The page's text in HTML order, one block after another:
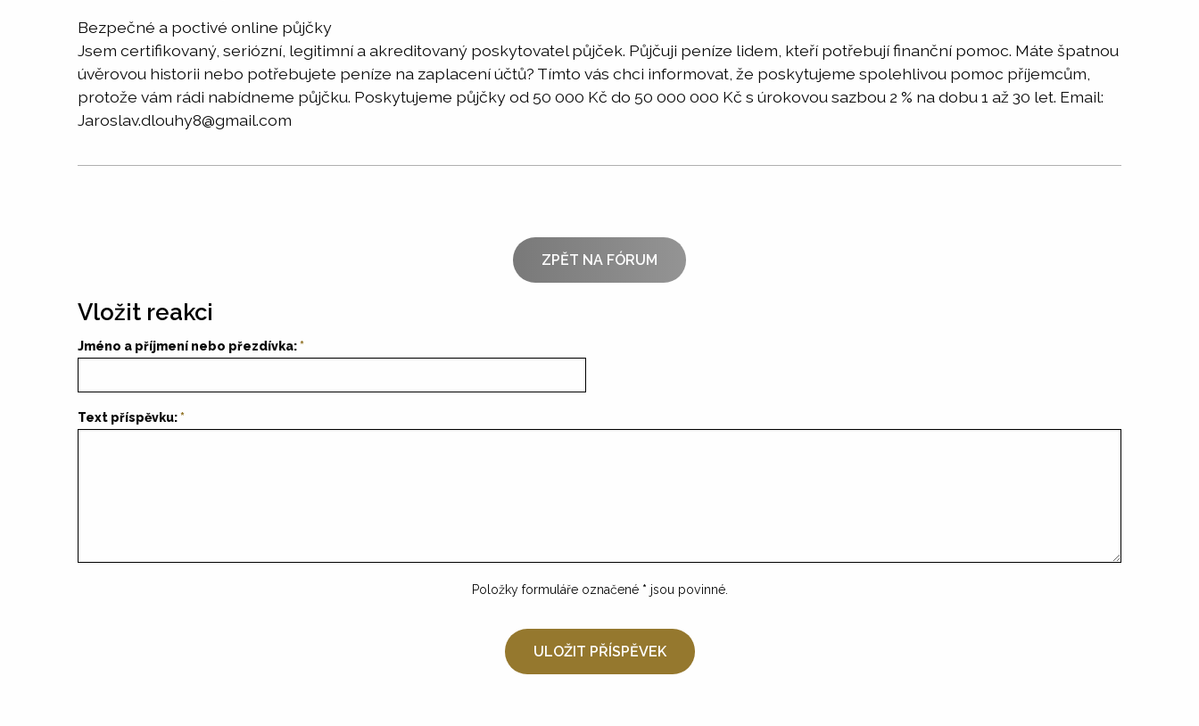
Bezpečné a poctivé online půjčky
Jsem certifikovaný, seriózní, legitimní a akreditovaný poskytovatel půjček. Půjčuji peníze lidem, kteří potřebují finanční pomoc. Máte špatnou
úvěrovou historii nebo potřebujete peníze na zaplacení účtů? Tímto vás chci informovat, že poskytujeme spolehlivou pomoc příjemcům,
protože vám rádi nabídneme půjčku. Poskytujeme půjčky od 50 000 Kč do 50 000 000 Kč s úrokovou sazbou 2 % na dobu 1 až 30 let. Email:
Jaroslav.dlouhy8@gmail.com
ZPĚT NA FÓRUM
Vložit reakci
Jméno a příjmení nebo přezdívka:
Text příspěvku:
Položky formuláře označené * jsou povinné.